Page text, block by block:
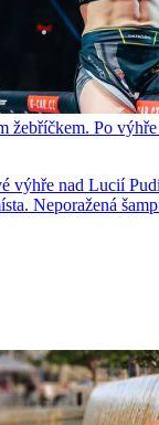
žebříčkem. Po
výhře nad Lucií
Neporažená